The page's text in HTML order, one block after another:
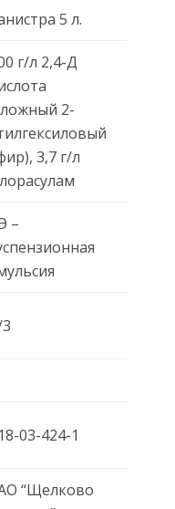
5 л.
г/л 2,4-Д
2-
3,7 г/л
–
03-424-1
“Щелково